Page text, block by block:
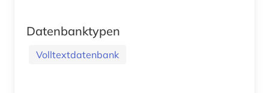
Datenbanktypen
Volltextdatenbank